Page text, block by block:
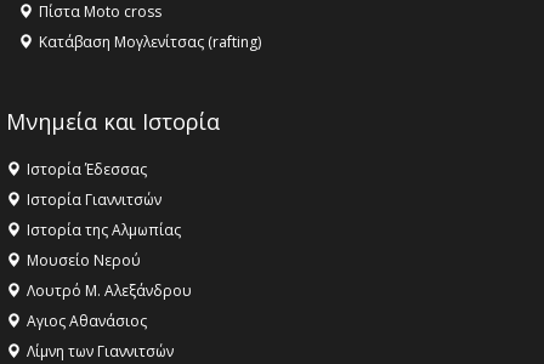
Πίστα Moto cross
Κατάβαση Μογλενίτσας (rafting)
Μνημεία και Ιστορία
Ιστορία Έδεσσας
Ιστορία Γιαννιτσών
Ιστορία της Αλμωπίας
Μουσείο Νερού
Λουτρό Μ. Αλεξάνδρου
Αγιος Αθανάσιος
Λίμνη των Γιαννιτσών